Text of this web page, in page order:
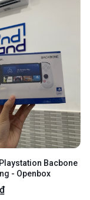
Bacbone
- Openbox